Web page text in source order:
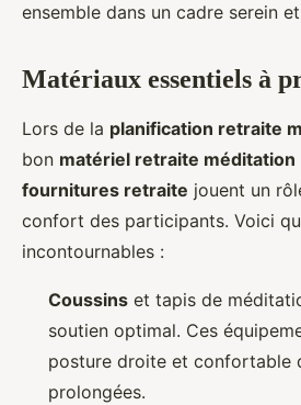
ensemble dans un cadre serein
Matériaux essentiels à
Lors de la planification retraite
bon matériel retraite méditation
fournitures retraite jouent un
confort des participants. Voici
incontournables :
Coussins et tapis de
soutien optimal. Ces
posture droite et confortable
prolongées.